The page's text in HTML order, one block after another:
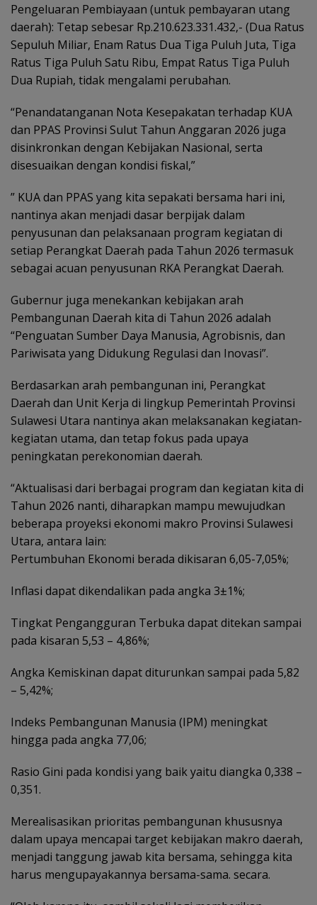
Pengeluaran Pembiayaan (untuk pembayaran utang
daerah): Tetap sebesar Rp.210.623.331.432,- (Dua Ratus
Sepuluh Miliar, Enam Ratus Dua Tiga Puluh Juta, Tiga
Ratus Tiga Puluh Satu Ribu, Empat Ratus Tiga Puluh
Dua Rupiah, tidak mengalami perubahan.
“Penandatanganan Nota Kesepakatan terhadap KUA
dan PPAS Provinsi Sulut Tahun Anggaran 2026 juga
disinkronkan dengan Kebijakan Nasional, serta
disesuaikan dengan kondisi fiskal,”
” KUA dan PPAS yang kita sepakati bersama hari ini,
nantinya akan menjadi dasar berpijak dalam
penyusunan dan pelaksanaan program kegiatan di
setiap Perangkat Daerah pada Tahun 2026 termasuk
sebagai acuan penyusunan RKA Perangkat Daerah.
Gubernur juga menekankan kebijakan arah
Pembangunan Daerah kita di Tahun 2026 adalah
“Penguatan Sumber Daya Manusia, Agrobisnis, dan
Pariwisata yang Didukung Regulasi dan Inovasi”.
Berdasarkan arah pembangunan ini, Perangkat
Daerah dan Unit Kerja di lingkup Pemerintah Provinsi
Sulawesi Utara nantinya akan melaksanakan kegiatan-
kegiatan utama, dan tetap fokus pada upaya
peningkatan perekonomian daerah.
“Aktualisasi dari berbagai program dan kegiatan kita di
Tahun 2026 nanti, diharapkan mampu mewujudkan
beberapa proyeksi ekonomi makro Provinsi Sulawesi
Utara, antara lain:
Pertumbuhan Ekonomi berada dikisaran 6,05-7,05%;
Inflasi dapat dikendalikan pada angka 3±1%;
Tingkat Pengangguran Terbuka dapat ditekan sampai
pada kisaran 5,53 – 4,86%;
Angka Kemiskinan dapat diturunkan sampai pada 5,82
– 5,42%;
Indeks Pembangunan Manusia (IPM) meningkat
hingga pada angka 77,06;
Rasio Gini pada kondisi yang baik yaitu diangka 0,338 –
0,351.
Merealisasikan prioritas pembangunan khususnya
dalam upaya mencapai target kebijakan makro daerah,
menjadi tanggung jawab kita bersama, sehingga kita
harus mengupayakannya bersama-sama. secara.